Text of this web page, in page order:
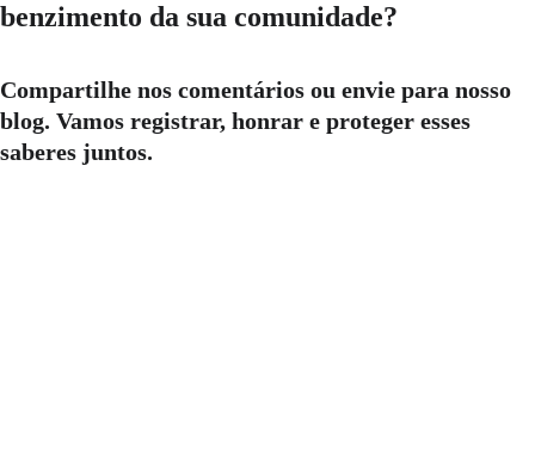
benzimento da sua comunidade?
Compartilhe nos comentários ou envie para nosso
blog. Vamos registrar, honrar e proteger esses
saberes juntos.